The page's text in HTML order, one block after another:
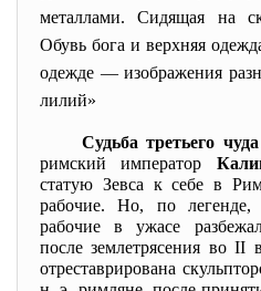
металлами. Сидящая на
Обувь бога и верхняя
одежде — изображения
лилий»
Судьба третьего
римский император
статую Зевса к себе в
рабочие. Но, по легенде,
рабочие в ужасе
после землетрясения во II
отреставрирована